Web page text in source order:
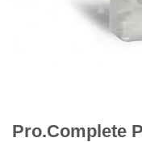
Pro.Complete